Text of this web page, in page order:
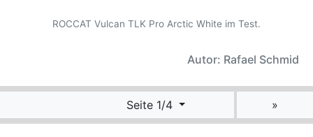
ROCCAT Vulcan TLK Pro Arctic White im Test.
Autor: Rafael Schmid
Seite 1/4 »